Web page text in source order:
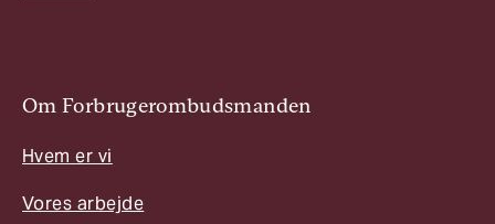
Om Forbrugerombudsmanden
Hvem er vi
Vores arbejde